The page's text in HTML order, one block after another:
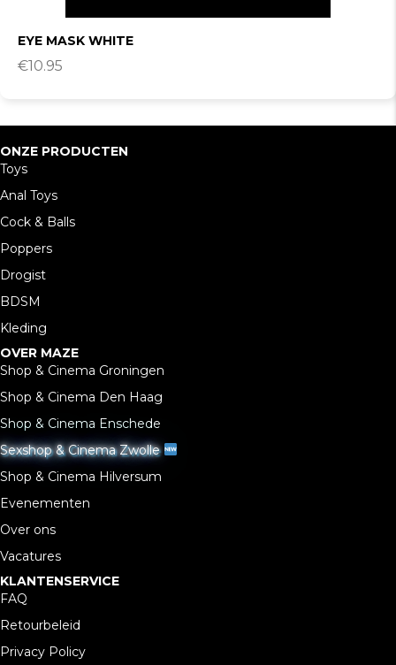
EYE MASK WHITE
€10.95
ONZE PRODUCTEN
Toys
Anal Toys
Cock & Balls
Poppers
Drogist
BDSM
Kleding
OVER MAZE
Shop & Cinema Groningen
Shop & Cinema Den Haag
Shop & Cinema Enschede
Sexshop & Cinema Zwolle
Shop & Cinema Hilversum
Evenementen
Over ons
Vacatures
KLANTENSERVICE
FAQ
Retourbeleid
Privacy Policy